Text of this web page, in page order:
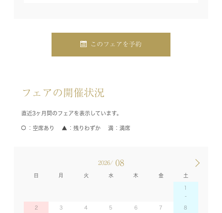
このフェアを予約
フェアの開催状況
直近3ヶ月間のフェアを表示しています。
空席あり 残りわずか 満席
2026/ 08
日 月 火 水 木 金 土
1
2 3 4 5 6 7 8